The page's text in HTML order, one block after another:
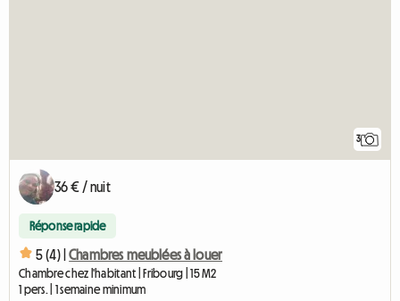
3
36 € / nuit
Réponse rapide
5 (4) | Chambres meublées à louer
Chambre chez l'habitant | Fribourg | 15 M2
1 pers. | 1 semaine minimum